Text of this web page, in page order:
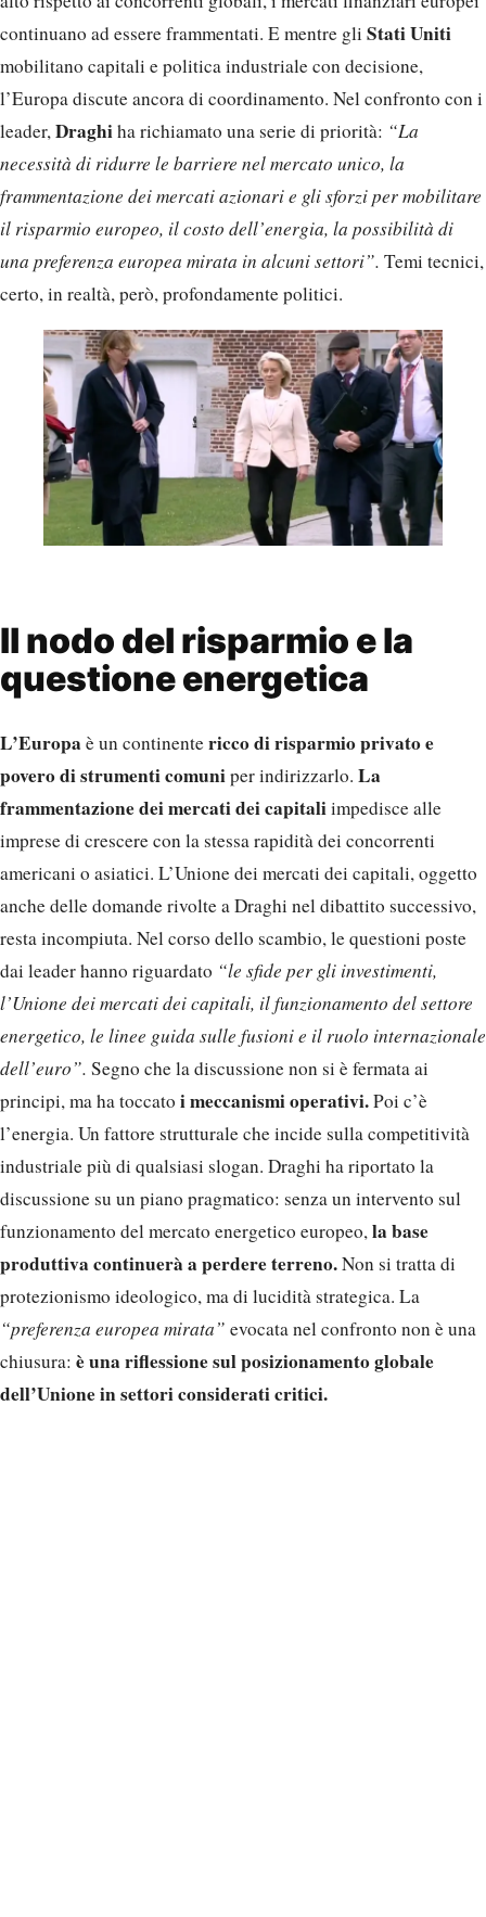
continuano ad essere frammentati. E mentre gli Stati Uniti
mobilitano capitali e politica industriale con decisione,
l’Europa discute ancora di coordinamento. Nel confronto con i
leader,Draghiha richiamato una serie di priorità: “La
necessità di ridurre le barriere nel mercato unico, la
frammentazione dei mercati azionari e gli sforzi per mobilitare
il risparmio europeo, il costo dell’energia, la possibilità di
una preferenza europea mirata in alcuni settori”. Temi tecnici,
certo, in realtà, però, profondamente politici.
Il nodo del risparmio e la
questione energetica
L’Europa è un continentericco di risparmio privato e
povero di strumenti comuniper indirizzarlo. La
frammentazione dei mercati dei capitaliimpedisce alle
imprese di crescere con la stessa rapidità dei concorrenti
americani o asiatici. L’Unione dei mercati dei capitali, oggetto
anche delle domande rivolte a Draghi nel dibattito successivo,
resta incompiuta. Nel corso dello scambio, le questioni poste
dai leader hanno riguardato “le sfide per gli investimenti,
l’Unione dei mercati dei capitali, il funzionamento del settore
energetico, le linee guida sulle fusioni e il ruolo internazionale
dell’euro”. Segno che la discussione non si è fermata ai
principi, ma ha toccato i meccanismi operativi.Poi c’è
l’energia. Un fattore strutturale che incide sulla competitività
industriale più di qualsiasi slogan. Draghi ha riportato la
discussione su un piano pragmatico: senza un intervento sul
funzionamento del mercato energetico europeo,la base
produttiva continuerà a perdere terreno.Non si tratta di
protezionismo ideologico, ma di lucidità strategica. La
“preferenza europea mirata” evocata nel confronto non è una
chiusura: è una riflessione sul posizionamento globale
dell’Unione in settori considerati critici.